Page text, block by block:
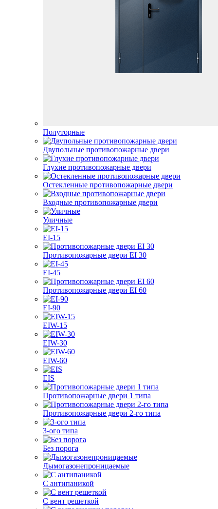
Полуторные
Двупольные противопожарные двери
Глухие противопожарные двери
Остекленные противопожарные двери
Входные противопожарные двери
Уличные
EI-15
Противопожарные двери EI 30
EI-45
Противопожарные двери EI 60
EI-90
EIW-15
EIW-30
EIW-60
EIS
Противопожарные двери 1 типа
Противопожарные двери 2-го типа
3-ого типа
Без порога
Дымогазонепроницаемые
С антипаникой
С вент решеткой